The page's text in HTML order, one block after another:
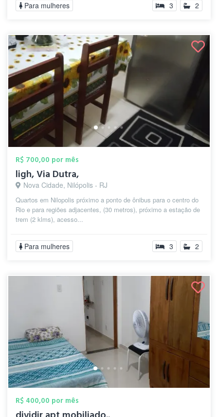
Para mulheres 3 2
R$ 700,00 por mês
ligh, Via Dutra,
Nova Cidade, Nilópolis - RJ
Quartos em Nilopolis próximo a ponto de ônibus para o centro do
Rio e para regiões adjacentes, (30 metros), próximo a estação de
trem (2 klms), acesso...
Para mulheres 3 2
R$ 400,00 por mês